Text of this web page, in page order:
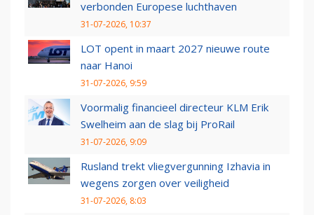
verbonden Europese luchthaven
31-07-2026, 10:37
LOT opent in maart 2027 nieuwe route
naar Hanoi
31-07-2026, 9:59
Voormalig financieel directeur KLM Erik
Swelheim aan de slag bij ProRail
31-07-2026, 9:09
Rusland trekt vliegvergunning Izhavia in
wegens zorgen over veiligheid
31-07-2026, 8:03